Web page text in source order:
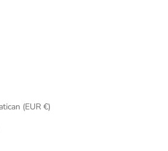
(EUR €)